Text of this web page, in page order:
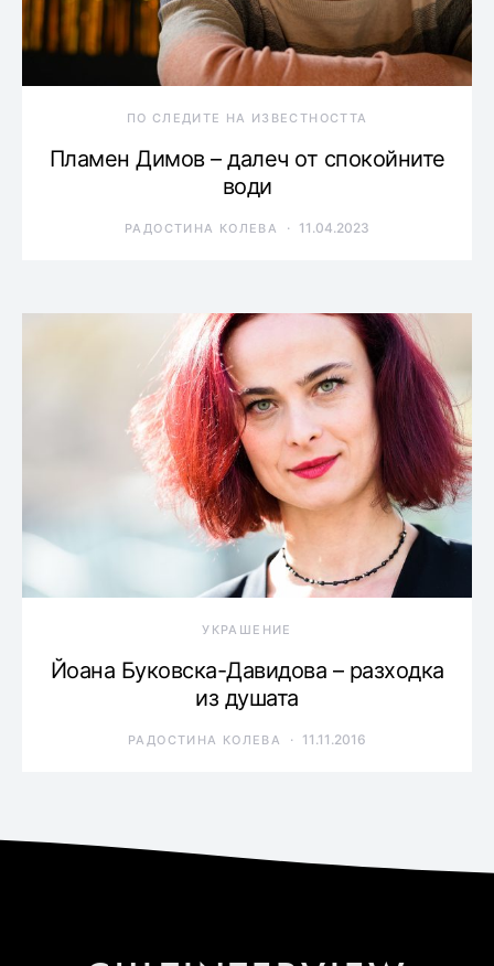
ПО СЛЕДИТЕ НА ИЗВЕСТНОСТТА
Пламен Димов – далеч от спокойните
води
РАДОСТИНА КОЛЕВА 11.04.2023
УКРАШЕНИЕ
Йоана Буковска-Давидова – разходка
из душата
РАДОСТИНА КОЛЕВА 11.11.2016